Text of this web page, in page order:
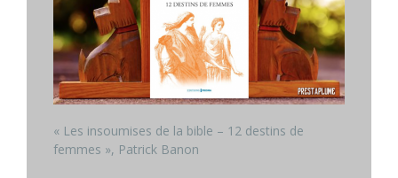
« Les insoumises de la bible – 12 destins de
femmes », Patrick Banon